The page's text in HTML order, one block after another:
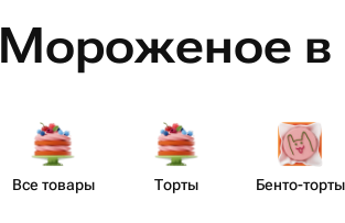
Мороженое
Все товары Торты Бенто​-торты